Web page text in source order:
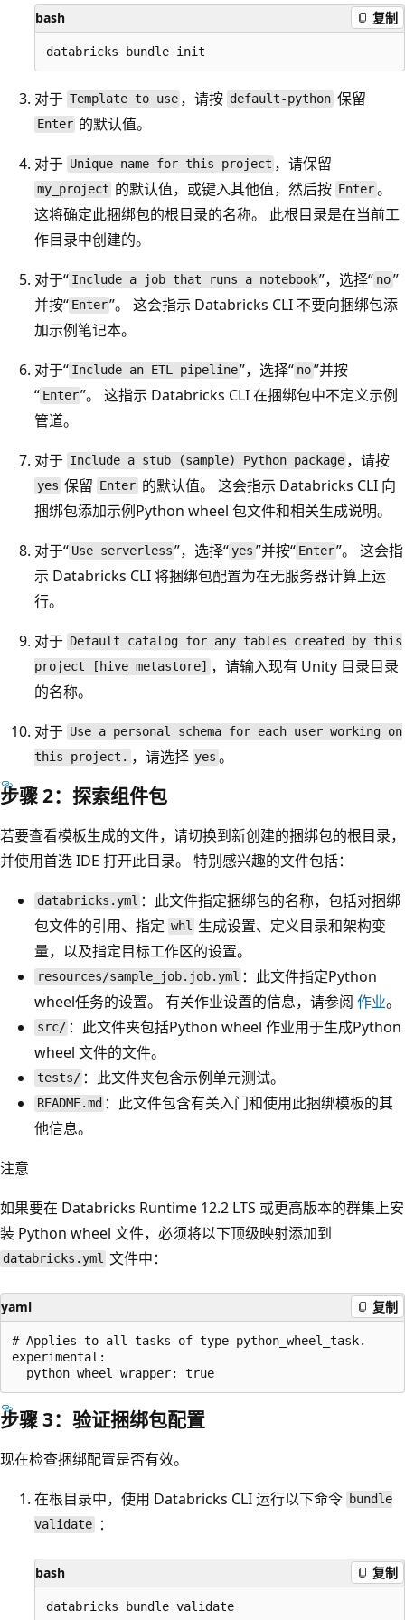
bash 复制
对于 Template to use ，请按 default-python 保留
Enter 的默认值。
对于 Unique name for this project ，请保留
my_project 的默认值，或键入其他值，然后按 Enter。
这将确定此捆绑包的根目录的名称。 此根目录是在当前工
作目录中创建的。
对于“ Include a job that runs a notebook”，选择“ no”
并按“ Enter”。 这会指示 Databricks CLI 不要向捆绑包添
加示例笔记本。
对于“ Include an ETL pipeline”，选择“ no”并按
“ Enter”。 这指示 Databricks CLI 在捆绑包中不定义示例
管道。
对于 Include a stub (sample) Python package ，请按
yes 保留 Enter的默认值。 这会指示 Databricks CLI 向
捆绑包添加示例Python wheel 包文件和相关生成说明。
对于“ Use serverless ”，选择“ yes ”并按“ Enter”。 这会指
示 Databricks CLI 将捆绑包配置为在无服务器计算上运
行。
对于 Default catalog for any tables created by this
project [hive_metastore] ，请输入现有 Unity 目录目录
的名称。
对于 Use a personal schema for each user working on
this project. ，请选择 yes 。
步骤 2：探索组件包
若要查看模板生成的文件，请切换到新创建的捆绑包的根目录，
并使用首选 IDE 打开此目录。 特别感兴趣的文件包括：
databricks.yml ：此文件指定捆绑包的名称，包括对捆绑
包文件的引用、指定 whl 生成设置、定义目录和架构变
量，以及指定目标工作区的设置。
resources/sample_job.job.yml ：此文件指定Python
wheel任务的设置。 有关作业设置的信息，请参阅 作业。
src/ ：此文件夹包括Python wheel 作业用于生成Python
wheel 文件的文件。
tests/ ：此文件夹包含示例单元测试。
README.md ：此文件包含有关入门和使用此捆绑模板的其
他信息。
注意
如果要在 Databricks Runtime 12.2 LTS 或更高版本的群集上安
装 Python wheel 文件，必须将以下顶级映射添加到
databricks.yml 文件中：
yaml 复制
# Applies to all tasks of type python_wheel_task.
experimental:
步骤 3：验证捆绑包配置
现在检查捆绑配置是否有效。
在根目录中，使用 Databricks CLI 运行以下命令 bundle
validate
：
bash 复制